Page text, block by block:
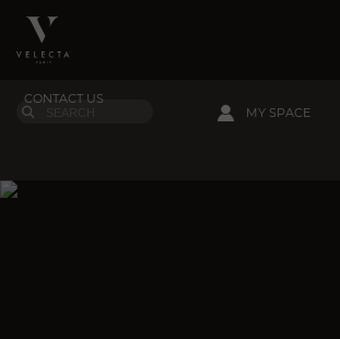
CONTACT US
MY SPACE